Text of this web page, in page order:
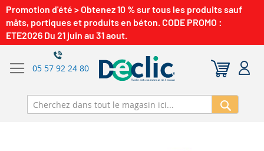
Promotion d'été > Obtenez 10 % sur tous les produits sauf
mâts, portiques et produits en béton. CODE PROMO :
ETE2026 Du 21 juin au 31 aout.
05 57 92 24 80